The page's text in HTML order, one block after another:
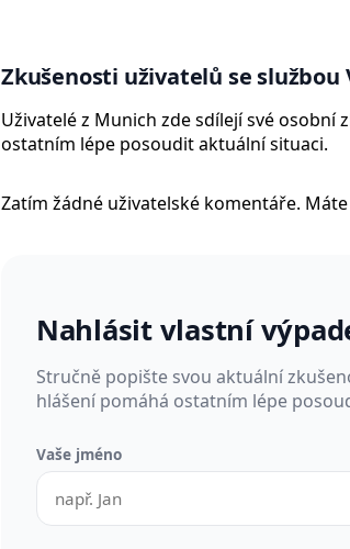
Zkušenosti uživatelů se službou
Uživatelé z Munich zde sdílejí své osobní
ostatním lépe posoudit aktuální situaci.
Zatím žádné uživatelské komentáře.
Nahlásit vlastní
Stručně popište svou aktuální
hlášení pomáhá ostatním lépe
Vaše jméno